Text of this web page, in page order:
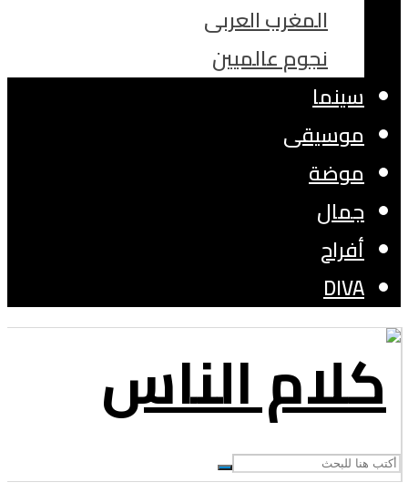
المغرب العربى
نجوم عالميين
سينما
موسيقى
موضة
جمال
أفراح
DIVA